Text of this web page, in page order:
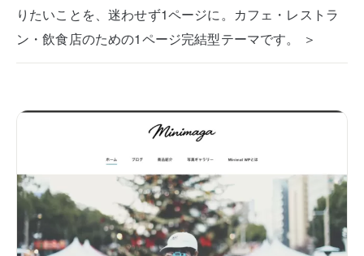
りたいことを、迷わせず1ページに。カフェ・レストラ
ン・飲食店のための1ページ完結型テーマです。 ＞